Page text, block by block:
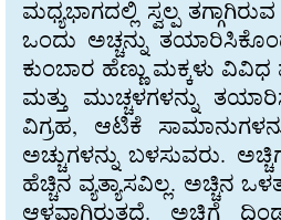
ಮಧ್ಯಭಾಗದಲ್ಲಿ ಸ್ವಲ್ಪ
ಒಂದು ಅಚ್ಚನ್ನು
ಕುಂಬಾರ ಹೆಣ್ಣು ಮಕ್ಕಳು
ಮತ್ತು ಮುಚ್ಚಳಗಳನ್ನು
ವಿಗ್ರಹ, ಆಟಿಕೆ
ಅಚ್ಚುಗಳನ್ನು ಬಳಸುವರು.
ಹೆಚ್ಚಿನ ವ್ಯತ್ಯಾಸವಿಲ್ಲ. ಅಚ್ಚಿನ
ಆಳವಾಗಿರುತ್ತದೆ. ಅಚ್ಚಿಗೆ